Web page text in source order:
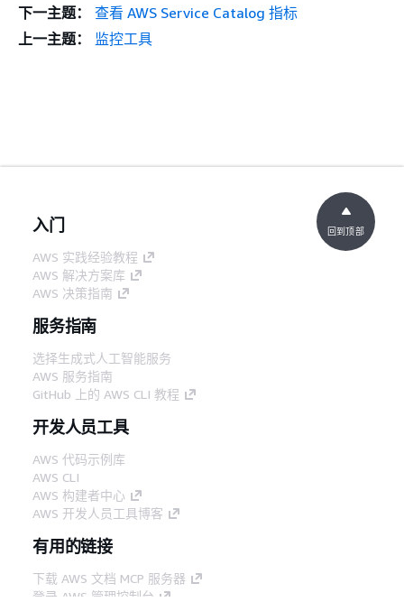
下一主题：
查看 AWS Service Catalog 指标
上一主题：
监控工具
入门
AWS 实践经验教程
AWS 解决方案库
AWS 决策指南
服务指南
选择生成式人工智能服务
AWS 服务指南
GitHub 上的 AWS CLI 教程
开发人员工具
AWS 代码示例库
AWS CLI
AWS 构建者中心
AWS 开发人员工具博客
有用的链接
下载 AWS 文档 MCP 服务器
登录 AWS 管理控制台
回到顶部